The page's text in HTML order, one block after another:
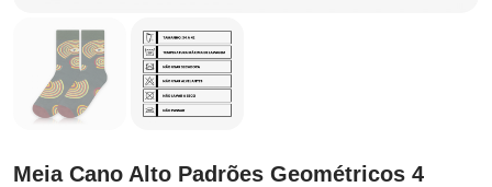
Meia Cano Alto Padrões Geométricos 4